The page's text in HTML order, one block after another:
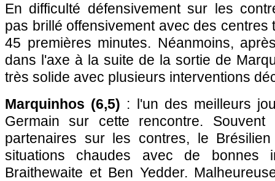
En difficulté défensivement sur les
pas brillé offensivement avec des centres
45 premières minutes. Néanmoins,
dans l'axe à la suite de la sortie de
très solide avec plusieurs interventions
Marquinhos (6,5) : l'un des meilleurs
Germain sur cette rencontre.
partenaires sur les contres, le
situations chaudes avec de bonnes
Braithewaite et Ben Yedder.